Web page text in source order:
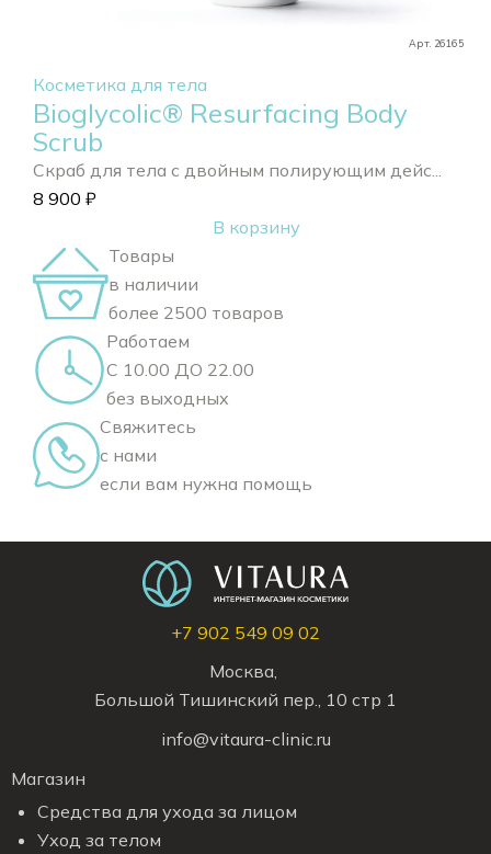
Арт. 26165
Косметика для тела
Bioglycolic® Resurfacing Body
Scrub
Скраб для тела с двойным полирующим дейс...
8 900 ₽
В корзину
Товары
в наличии
более 2500 товаров
Работаем
С 10.00 ДО 22.00
без выходных
Свяжитесь
с нами
если вам нужна помощь
+7 902 549 09 02
Москва,
Большой Тишинский пер., 10 стр 1
info@vitaura-clinic.ru
Магазин
Средства для ухода за лицом
Уход за телом